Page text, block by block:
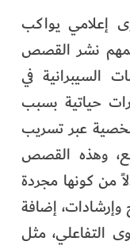
إعلامي يواكب
نشر القصص
السيبرانية في
حياتية بسبب
عبر تسريب
وهذه القصص
من كونها مجردة
وإرشادات، إضافة
التفاعلي، مثل